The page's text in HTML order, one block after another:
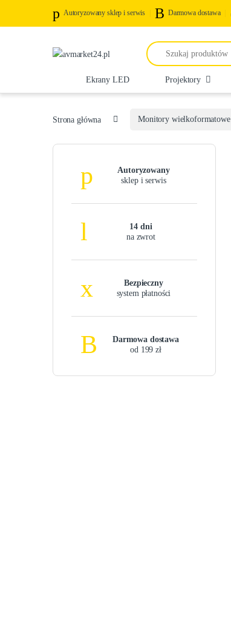
Autoryzowany sklep i serwis Darmowa dostawa
Search for:
Ekrany LED Projektory
Strona główna Monitory wielkoformatowe
Autoryzowany
sklep i serwis
14 dni
na zwrot
Bezpieczny
system płatności
Darmowa dostawa
od 199 zł